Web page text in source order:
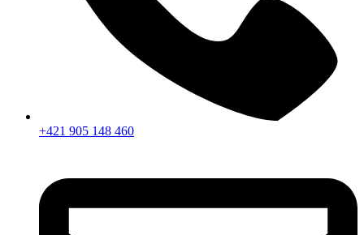
+421 905 148 460